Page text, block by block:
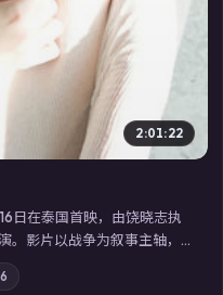
2:01:22
日在泰国首映，由饶晓志执
。影片以战争为叙事主轴，
反应；摄影与配乐强化地域
高清电视剧在线看」延展检